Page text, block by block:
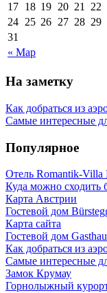
« Мар
17 18 19 20 21 22
24 25 26 27 28 29
31
На заметку
Как добраться из
Самые интересные
Популярное
Отель Romantik-Villa
Куда можно сходить
Карта Австрии
Гостевой дом
Карта сайта
Гостевой дом
Как добраться из
Самые интересные
Замок Крумау
Горнолыжный